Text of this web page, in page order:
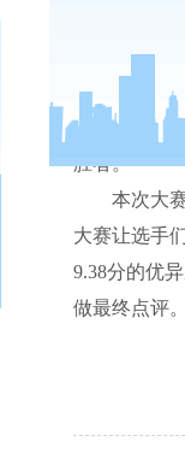
由经济
胜者。
本次大
大赛让选手
9.38分的优
做最终点评